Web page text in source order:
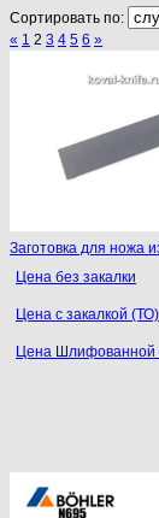
Сортировать по:
« 1 2 3 4 5 6 »
Заготовка для ножа
Цена без закалки
Цена с закалкой (ТО)
Цена Шлифованной